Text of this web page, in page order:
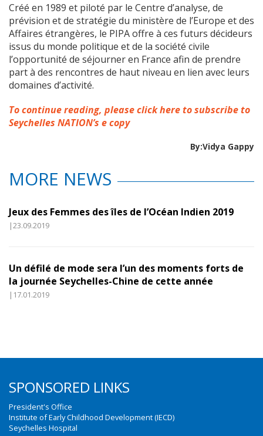
Créé en 1989 et piloté par le Centre d’analyse, de
prévision et de stratégie du ministère de l’Europe et des
Affaires étrangères, le PIPA offre à ces futurs décideurs
issus du monde politique et de la société civile
l’opportunité de séjourner en France afin de prendre
part à des rencontres de haut niveau en lien avec leurs
domaines d’activité.
To continue reading, please click here to subscribe to
Seychelles NATION’s e copy
By:Vidya Gappy
MORE NEWS
Jeux des Femmes des îles de l’Océan Indien 2019
|23.09.2019
Un défilé de mode sera l’un des moments forts de
la journée Seychelles-Chine de cette année
|17.01.2019
SPONSORED LINKS
President's Office
Institute of Early Childhood Development (IECD)
Seychelles Hospital